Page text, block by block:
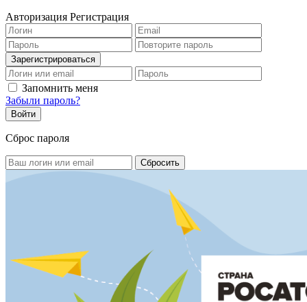
Авторизация Регистрация
Запомнить меня
Забыли пароль?
Сброс пароля